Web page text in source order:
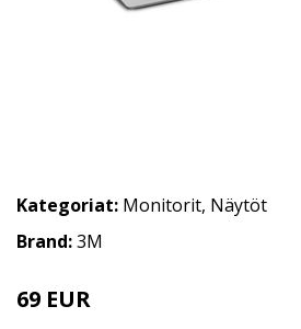
Kategoriat: Monitorit, Näytöt
Brand:3M
69 EUR